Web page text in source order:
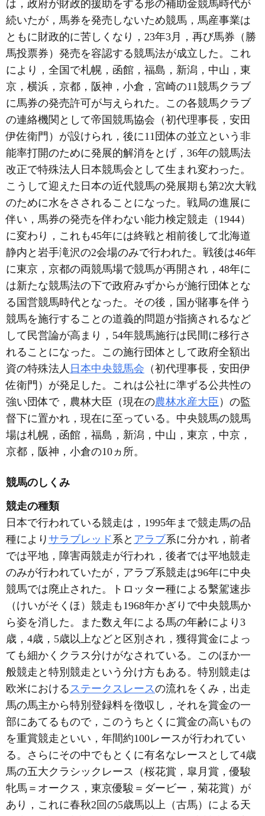
は，政府が財政的援助をする形の補助金競馬時代が
続いたが，馬券を発売しないため競馬，馬産事業は
ともに財政的に苦しくなり，23年3月，再び馬券（勝
馬投票券）発売を容認する競馬法が成立した。これ
により，全国で札幌，函館，福島，新潟，中山，東
京，横浜，京都，阪神，小倉，宮崎の11競馬クラブ
に馬券の発売許可が与えられた。この各競馬クラブ
の連絡機関として帝国競馬協会（初代理事長，安田
伊佐衛門）が設けられ，後に11団体の並立という非
能率打開のために発展的解消をとげ，36年の競馬法
改正で特殊法人日本競馬会として生まれ変わった。
こうして迎えた日本の近代競馬の発展期も第2次大戦
のために水をさされることになった。戦局の進展に
伴い，馬券の発売を伴わない能力検定競走（1944）
に変わり，これも45年には終戦と相前後して北海道
静内と岩手滝沢の2会場のみで行われた。戦後は46年
に東京，京都の両競馬場で競馬が再開され，48年に
は新たな競馬法の下で政府みずからが施行団体とな
る国営競馬時代となった。その後，国が賭事を伴う
競馬を施行することの道義的問題が指摘されるなど
して民営論が高まり，54年競馬施行は民間に移行さ
れることになった。この施行団体として政府全額出
資の特殊法人 日本中央競馬会 （初代理事長，安田伊
佐衛門）が発足した。これは公社に準ずる公共性の
強い団体で，農林大臣（現在の農林水産大臣 ）の監
督下に置かれ，現在に至っている。中央競馬の競馬
場は札幌，函館，福島，新潟，中山，東京，中京，
京都，阪神，小倉の10ヵ所。
競馬のしくみ
競走の種類
日本で行われている競走は，1995年まで競走馬の品
種により サラブレッド系と アラブ系に分かれ，前者
では平地，障害両競走が行われ，後者では平地競走
のみが行われていたが，アラブ系競走は96年に中央
競馬では廃止された。トロッター種による繫駕速歩
（けいがそくほ）競走も1968年かぎりで中央競馬か
ら姿を消した。また数え年による馬の年齢により3
歳，4歳，5歳以上などと区別され，獲得賞金によっ
ても細かくクラス分けがなされている。このほか一
般競走と特別競走という分け方もある。特別競走は
欧米におけるステークスレースの流れをくみ，出走
馬の馬主から特別登録料を徴収し，それを賞金の一
部にあてるもので，このうちとくに賞金の高いもの
を重賞競走といい，年間約100レースが行われてい
る。さらにその中でもとくに有名なレースとして4歳
馬の五大クラシックレース（桜花賞，皐月賞，優駿
牝馬＝オークス，東京優駿＝ダービー，菊花賞）が
あり，これに春秋2回の5歳馬以上（古馬）による天